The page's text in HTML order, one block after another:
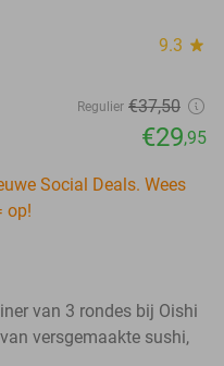
9.3 star
Regulier €37,50
€29,95
Social Deals. Wees
op!
van 3 rondes bij Oishi
versgemaakte sushi,